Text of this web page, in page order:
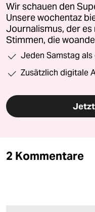
Wir schauen den
Unsere wochentaz
Journalismus, der
Stimmen, die
Jeden Samstag
Zusätzlich digitale
2 Kommentare